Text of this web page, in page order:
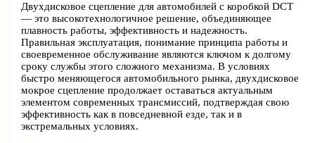
Двухдисковое сцепление для автомобилей с коробкой DCT
— это высокотехнологичное решение, объединяющее
плавность работы, эффективность и надежность.
Правильная эксплуатация, понимание принципа работы и
своевременное обслуживание являются ключом к долгому
сроку службы этого сложного механизма. В условиях
быстро меняющегося автомобильного рынка, двухдисковое
мокрое сцепление продолжает оставаться актуальным
элементом современных трансмиссий, подтверждая свою
эффективность как в повседневной езде, так и в
экстремальных условиях.